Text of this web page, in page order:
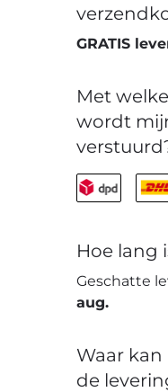
GRATIS
Met
wordt
Hoe lang
Geschatte
aug.
Waar kan
de